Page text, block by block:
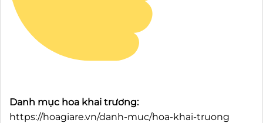
Danh mục hoa khai trương:
https://hoagiare.vn/danh-muc/hoa-khai-truong